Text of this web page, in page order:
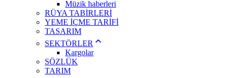
Müzik haberleri
RÜYA TABİRLERİ
YEME İÇME TARİFİ
TASARIM
SEKTÖRLER
Kargolar
SÖZLÜK
TARIM